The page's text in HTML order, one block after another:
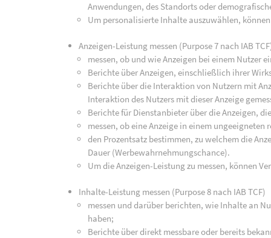
Anwendungen, des Standorts oder
Um personalisierte Inhalte auszuwählen,
Anzeigen-Leistung messen (Purpose 7 nach IAB
messen, ob und wie Anzeigen bei einem
Berichte über Anzeigen, einschließlich ihrer
Berichte über die Interaktion von Nutzern mit
Interaktion des Nutzers mit dieser Anzeige
Berichte für Dienstanbieter über die Anzeigen,
messen, ob eine Anzeige in einem
den Prozentsatz bestimmen, zu welchem die
Dauer (Werbewahrnehmungschance).
Um die Anzeigen-Leistung zu messen, können
Inhalte-Leistung messen (Purpose 8 nach IAB TCF)
messen und darüber berichten, wie Inhalte an
haben;
Berichte über direkt messbare oder bereits